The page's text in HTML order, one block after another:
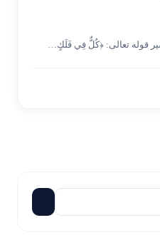
قوله تعالى: ﴿كُلٌّ فِي فَلَكٍ…